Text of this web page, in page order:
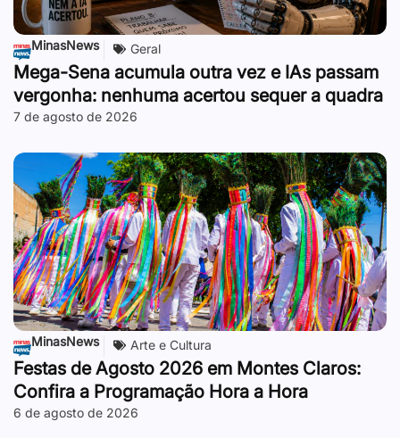
MinasNews Geral
Mega-Sena acumula outra vez e IAs passam
vergonha: nenhuma acertou sequer a quadra
7 de agosto de 2026
MinasNews Arte e Cultura
Festas de Agosto 2026 em Montes Claros:
Confira a Programação Hora a Hora
6 de agosto de 2026